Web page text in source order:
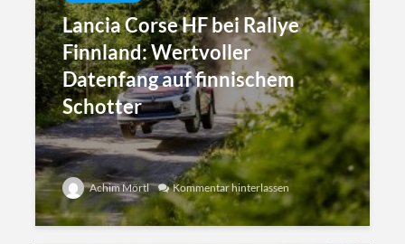
Lancia Corse HF bei Rallye
Finnland: Wertvoller
Datenfang auf finnischem
Schotter
Achim Mörtl Kommentar hinterlassen